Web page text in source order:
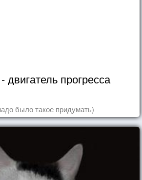
двигатель прогресса
было такое придумать)